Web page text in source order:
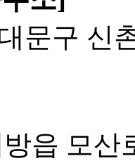
문구 신
읍 모산